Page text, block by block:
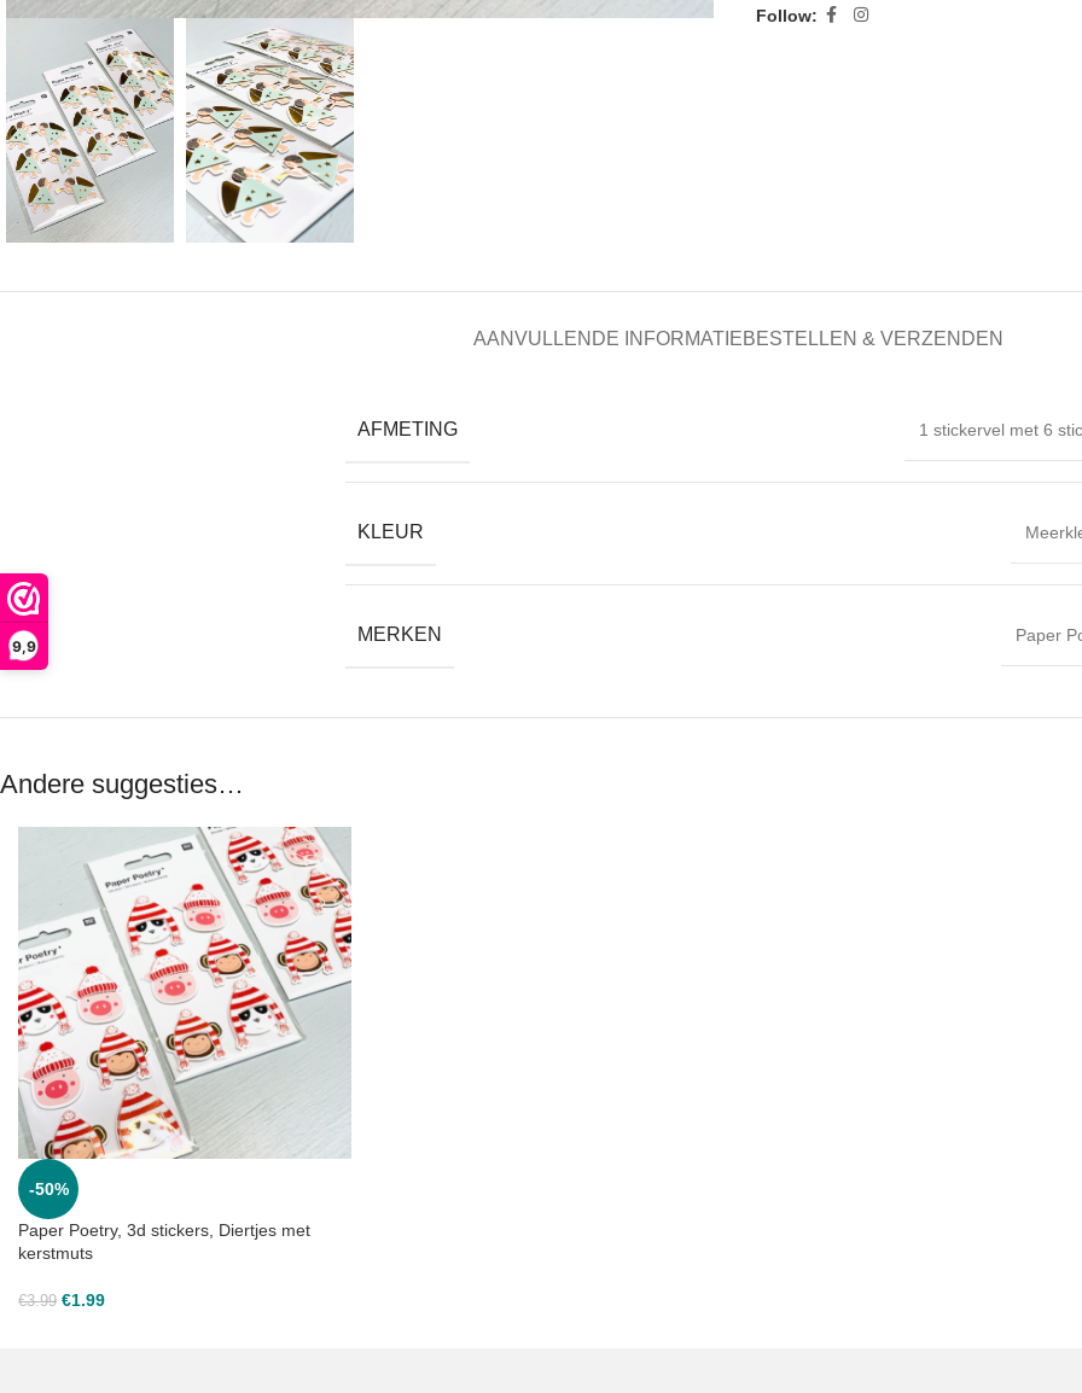
9,9
Follow:
AANVULLENDE INFORMATIEBESTELLEN & VERZENDEN
AFMETING 1 stickervel met 6
KLEUR
MERKEN Paper
Andere suggesties…
-50%
Paper Poetry, 3d stickers, Diertjes met
kerstmuts
€3.99 €1.99